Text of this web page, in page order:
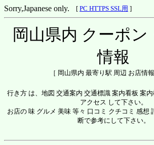
Sorry,Japanese only. [ PC HTTPS SSL用 ]
岡山県内 クーポン
情報
［ 岡山県内 最寄り駅 周辺 お店情報
行き方 は、地図 交通案内 交通標識 案内看板 案
アクセス して下さい。
お店の 味 グルメ 美味 等々 口コミ クチコミ 感想
断で参考にして下さい。